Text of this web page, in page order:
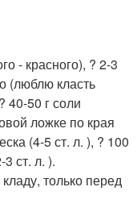
- красного), ? 2-3
(люблю класть
40-50 г соли
ложке по края
(4-5 ст. л. ), ? 100
ст. л. ).
только перед